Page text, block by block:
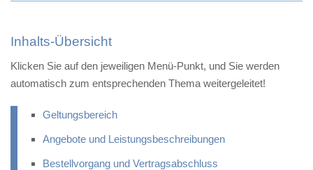
Inhalts-Übersicht
Klicken Sie auf den jeweiligen Menü-Punkt, und Sie werden
automatisch zum entsprechenden Thema weitergeleitet!
Geltungsbereich
Angebote und Leistungsbeschreibungen
Bestellvorgang und Vertragsabschluss